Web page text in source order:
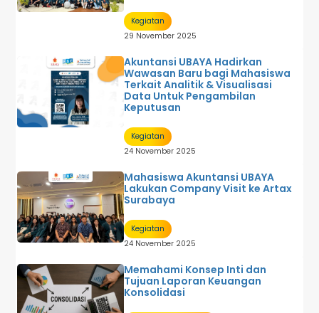
Kegiatan
29 November 2025
Akuntansi UBAYA Hadirkan
Wawasan Baru bagi Mahasiswa
Terkait Analitik & Visualisasi
Data Untuk Pengambilan
Keputusan
Kegiatan
24 November 2025
Mahasiswa Akuntansi UBAYA
Lakukan Company Visit ke Artax
Surabaya
Kegiatan
24 November 2025
Memahami Konsep Inti dan
Tujuan Laporan Keuangan
Konsolidasi